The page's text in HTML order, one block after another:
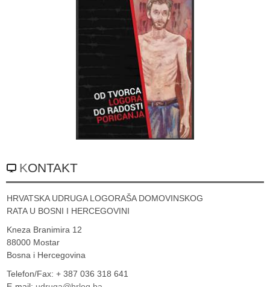
KONTAKT
HRVATSKA UDRUGA LOGORAŠA DOMOVINSKOG
RATA U BOSNI I HERCEGOVINI
Kneza Branimira 12
88000 Mostar
Bosna i Hercegovina
Telefon/Fax: + 387 036 318 641